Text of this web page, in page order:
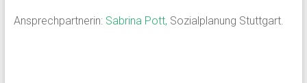
Ansprechpartnerin: Sabrina Pott, Sozialplanung Stuttgart.